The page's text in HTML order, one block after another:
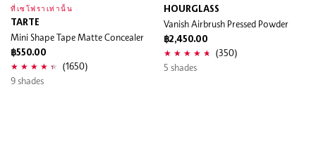
ที่เซโฟราเท่านั้น
TARTE
Mini Shape Tape Matte Concealer
฿550.00
(1650)
9 shades
HOURGLASS
Vanish Airbrush Pressed Powder
฿2,450.00
(350)
5 shades